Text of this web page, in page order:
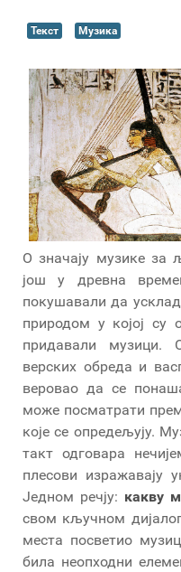
Текст Музика
О значају музике за
још у древна
покушавали да
природом у којој су
придавали музици.
верских обреда и
веровао да се
може посматрати
које се опредељују.
такт одговара
плесови изражавају
Једном речју: какву
свом кључном
места посветио
била неопходни